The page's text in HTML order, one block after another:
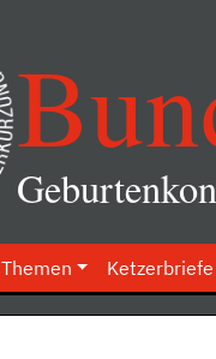
Themen Ketzerbriefe